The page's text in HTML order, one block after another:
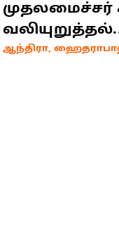
முதலமைச்சர்
ஆந்திரா,